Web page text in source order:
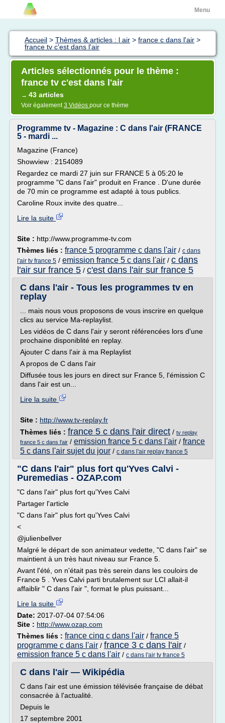
Menu
Accueil > Thèmes & articles : l air > france c dans l'air >
france tv c'est dans l'air
Articles sélectionnés pour le thème :
france tv c'est dans l'air
→ 43 articles
Voir également3 Vidéos pour ce thème
Programme tv - Magazine : C dans l'air (FRANCE
5 - mardi ...
Magazine (France)
Showview : 2154089
Regardez ce mardi 27 juin sur FRANCE 5 à 05:20 le
programme "C dans l'air" produit en France . D'une durée
de 70 min ce programme est adapté à tous publics.
Caroline Roux invite des quatre...
Lire la suite
Site : http://www.programme-tv.com
Thèmes liés : france 5 programme c dans l'air / c dans
l'air tv france 5 / emission france 5 c dans l'air / c dans
l'air sur france 5 / c'est dans l'air sur france 5
C dans l'air - Tous les programmes tv en
replay
... mais nous vous proposons de vous inscrire en quelque
clics au service Ma-replaylist.
Les vidéos de C dans l'air y seront référencées lors d'une
prochaine disponiblité en replay.
Ajouter C dans l'air à ma Replaylist
A propos de C dans l'air
Diffusée tous les jours en direct sur France 5, l'émission C
dans l'air est un...
Lire la suite
Site : http://www.tv-replay.fr
Thèmes liés : france 5 c dans l'air direct / tv replay
france 5 c dans l'air / emission france 5 c dans l'air / france
5 c dans l'air sujet du jour / c dans l'air replay france 5
"C dans l'air" plus fort qu'Yves Calvi -
Puremedias - OZAP.com
"C dans l'air" plus fort qu'Yves Calvi
Partager l'article
"C dans l'air" plus fort qu'Yves Calvi
<
@julienbellver
Malgré le départ de son animateur vedette, "C dans l'air" se
maintient à un très haut niveau sur France 5.
Avant l'été, on n'était pas très serein dans les couloirs de
France 5 . Yves Calvi parti brutalement sur LCI allait-il
affaiblir " C dans l'air ", format le plus puissant...
Lire la suite
Date: 2017-07-04 07:54:06
Site : http://www.ozap.com
Thèmes liés : france cinq c dans l'air / france 5
programme c dans l'air / france 3 c dans l'air /
emission france 5 c dans l'air / c dans l'air tv france 5
C dans l'air — Wikipédia
C dans l'air est une émission télévisée française de débat
consacrée à l'actualité.
Depuis le
17 septembre 2001